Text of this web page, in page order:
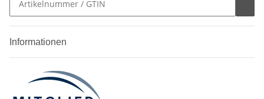
Informationen